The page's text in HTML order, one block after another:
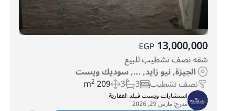
13,000,000
EGP
شقه نصف تشطيب للبيع
الجيزة, نيو زايد, ..., سوديك ويست
نصف تشطيب 3
3
209 m
2
استشارات ويست فيلد العقارية
مدرج:مارس 29, 2026